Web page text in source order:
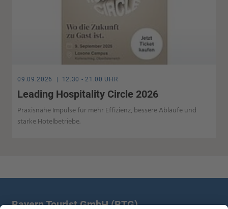
09.09.2026 | 12.30 - 21.00 UHR
Leading Hospitality Circle 2026
Praxisnahe Impulse für mehr Effizienz, bessere Abläufe und
starke Hotelbetriebe.
Bayern Tourist GmbH (BTG)